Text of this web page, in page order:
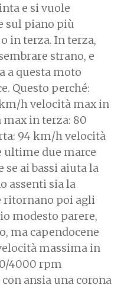
e si vuole
sul piano più
in terza. In terza,
strano, e
a questa moto
Questo perché:
h velocità max in
in terza: 80
94 km/h velocità
ultime due marce
ai bassi aiuta la
assenti sia la
ritornano poi agli
modesto parere,
ma capendocene
massima in
4000 rpm
ansia una corona